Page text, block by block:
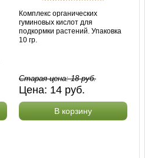
Комплекс органических
гуминовых кислот для
подкормки растений. Упаковка
10 гр.
Старая цена:18руб.
Цена: 14 руб.
В корзину